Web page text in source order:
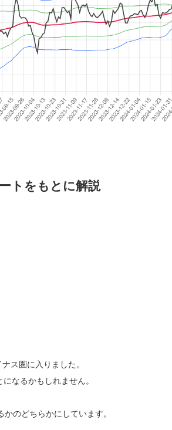
トをもとに解説
ス圏に入りました。
なるかもしれません。
のどちらかにしています。